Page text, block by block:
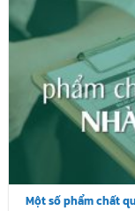
Một số phẩm chất